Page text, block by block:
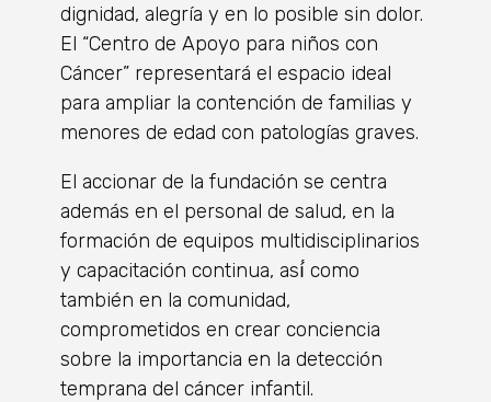
dignidad, alegría y en lo posible sin dolor.
El “Centro de Apoyo para niños con
Cáncer” representará el espacio ideal
para ampliar la contención de familias y
menores de edad con patologías graves.
El accionar de la fundación se centra
además en el personal de salud, en la
formación de equipos multidisciplinarios
y capacitación continua, así́ como
también en la comunidad,
comprometidos en crear conciencia
sobre la importancia en la detección
temprana del cáncer infantil.